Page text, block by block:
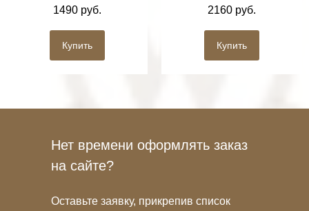
1490 руб.
Купить
2160 руб.
Купить
Нет времени оформлять заказ
на сайте?
Оставьте заявку, прикрепив список